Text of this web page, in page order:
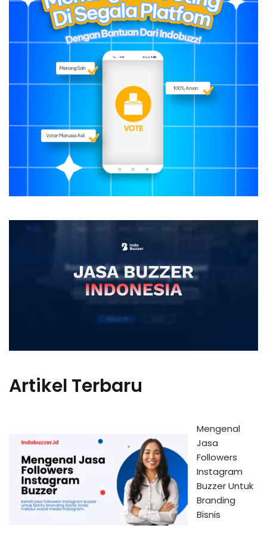
Artikel Terbaru
Mengenal
Jasa
Followers
Instagram
Buzzer Untuk
Branding
Bisnis